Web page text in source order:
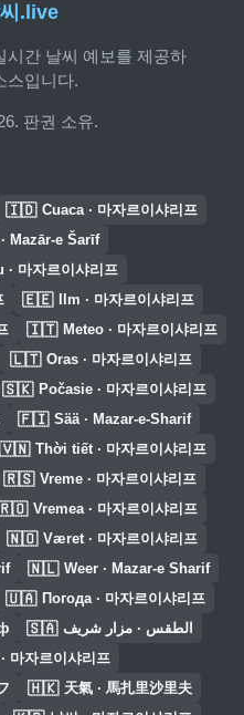
.live
시간 날씨 예보를 제공하
스입니다.
판권 소유.
🇮🇩 Cuaca · 마자르이샤리프
Mazār-e Šarīf
· 마자르이샤리프
🇪🇪 Ilm · 마자르이샤리프
🇮🇹 Meteo · 마자르이샤리프
🇱🇹 Oras · 마자르이샤리프
🇸🇰 Počasie · 마자르이샤리프
🇫🇮 Sää · Mazar-e-Sharif
🇻🇳 Thời tiết · 마자르이샤리프
🇷🇸 Vreme · 마자르이샤리프
Vremea · 마자르이샤리프
🇳🇴 Været · 마자르이샤리프
🇳🇱 Weer · Mazar-e Sharif
🇺🇦 Погода · 마자르이샤리프
🇸🇦 الطقس · مزار شريف
마자르이샤리프
🇭🇰 天氣 · 馬扎里沙里夫